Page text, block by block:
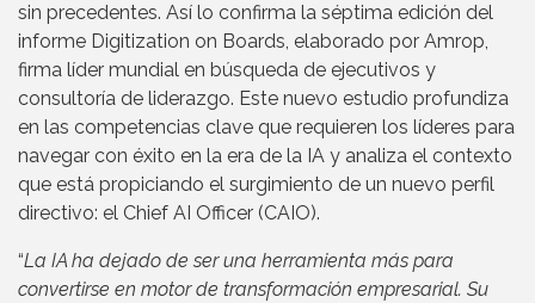
sin precedentes. Así lo confirma la séptima edición del
informe Digitization on Boards, elaborado por Amrop,
firma líder mundial en búsqueda de ejecutivos y
consultoría de liderazgo. Este nuevo estudio profundiza
en las competencias clave que requieren los líderes para
navegar con éxito en la era de la IA y analiza el contexto
que está propiciando el surgimiento de un nuevo perfil
directivo: el Chief AI Officer (CAIO).
“La IA ha dejado de ser una herramienta más para
convertirse en motor de transformación empresarial. Su